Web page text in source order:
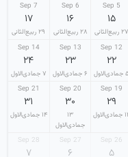
5 Sep
۱۵
۲۷ ربیع‌الثانی
6 Sep
۱۶
۲۸ ربیع‌الثانی
7 Sep
۱۷
۲۹ ربیع‌الثانی
12 Sep
۲۲
۵ جمادی‌الاول
13 Sep
۲۳
۶ جمادی‌الاول
14 Sep
۲۴
۷ جمادی‌الاول
19 Sep
۲۹
20 Sep
۳۰
۱۳
جمادی‌الاول
21 Sep
۳۱
۱۴ جمادی‌الاول
26 Sep
۵
27 Sep
۶
28 Sep
۷